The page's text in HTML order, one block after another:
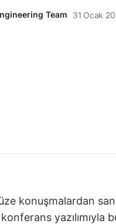
Team 31 Ocak
konuşmalardan
yazılımıyla